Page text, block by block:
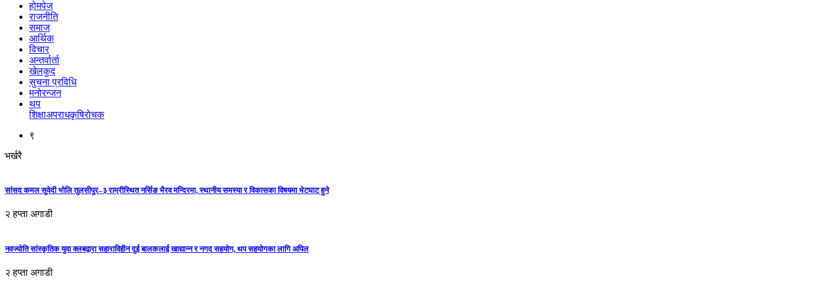
होमपेज
राजनीति
समाज
आर्थिक
विचार
अन्तर्वार्ता
खेलकुद
सुचना प्रविधि
मनोरन्जन
थप
शिक्षाअपराधकृषिरोचक
९
भर्खरै
सांसद कमल सुवेदी भोलि तुलसीपुर–३ राम्रीस्थित नर्सिङ भैरव मन्दिरमा, स्थानीय समस्या र विकासका विषयमा भेटघाट हुने
२ हप्ता अगाडी
नवज्योति सांस्कृतिक युवा क्लबद्वारा सहाराविहीन दुई बालकलाई खाद्यान्न र नगद सहयोग, थप सहयोगका लागि अपिल
२ हप्ता अगाडी